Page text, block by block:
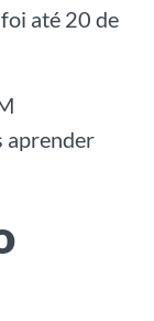
até 20 de
aprender